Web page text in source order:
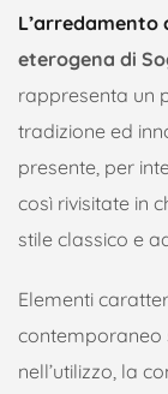
eterogena di
rappresenta un
tradizione ed
presente, per
così rivisitate in
stile classico e
Elementi
contemporaneo
nell’utilizzo, la